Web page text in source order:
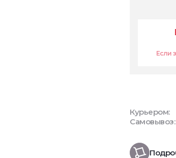
Если
Курьером:
Самовывоз: